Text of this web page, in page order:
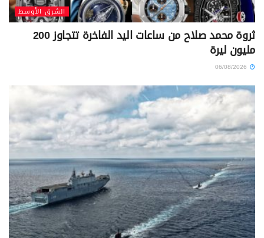
الشرق الأوسط
ثروة محمد صلاح من ساعات اليد الفاخرة تتجاوز 200
مليون ليرة